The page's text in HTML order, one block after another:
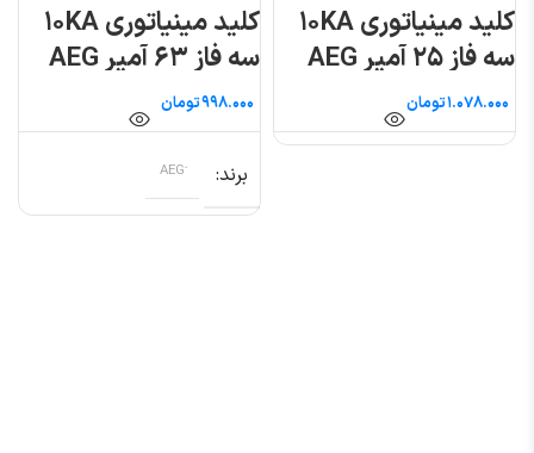
کلید مینیاتوری ۱۰KA
سه فاز ۲۵ آمپر AEG
تومان
کلید مینیاتوری ۱۰KA
سه فاز ۶۳ آمپر AEG
تومان
برند